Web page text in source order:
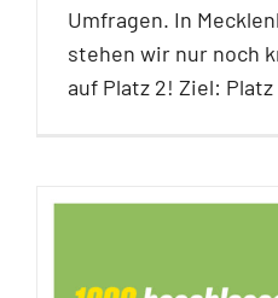
Umfragen. In
stehen wir nur noch
auf Platz 2! Ziel: Platz